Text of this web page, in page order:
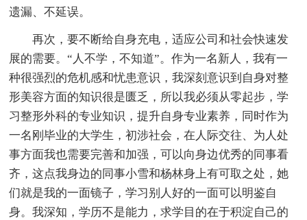
遗漏、不延误。
再次，要不断给自身充电，适应公司和社会快速发
展的需要。“人不学，不知道”。作为一名新人，我有一
种很强烈的危机感和忧患意识，我深刻意识到自身对整
形美容方面的知识很是匮乏，所以我必须从零起步，学
习整形外科的专业知识，提升自身专业素养，同时作为
一名刚毕业的大学生，初涉社会，在人际交往、为人处
事方面我也需要完善和加强，可以向身边优秀的同事看
齐，这点我身边的同事小雪和杨林身上有可取之处，她
们就是我的一面镜子，学习别人好的一面可以明鉴自
身。我深知，学历不是能力，求学目的在于积淀自己的